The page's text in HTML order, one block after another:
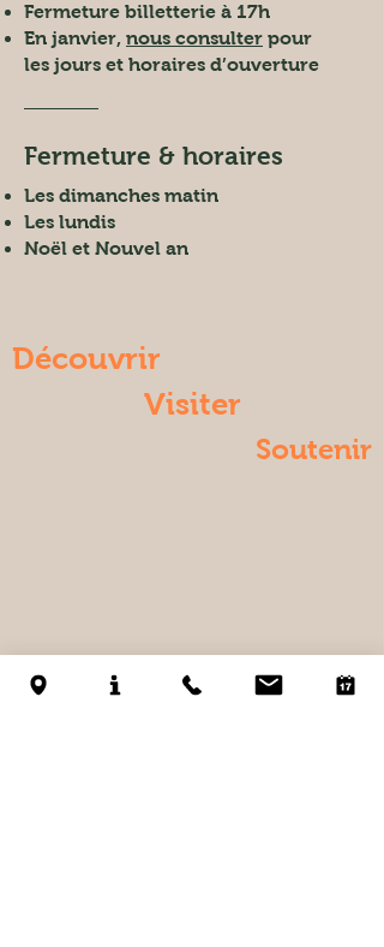
Fermeture billetterie à 17h
En janvier, nous consulter pour
les jours et horaires d’ouverture
Fermeture & horaires
Les dimanches matin
Les lundis
Noël et Nouvel an
Découvrir
Visiter
Soutenir